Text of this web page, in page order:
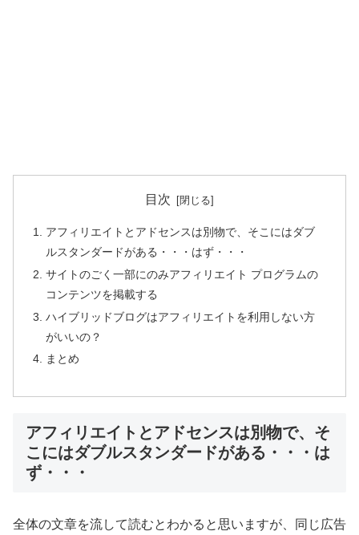
目次
アフィリエイトとアドセンスは別物で、そこにはダブ
ルスタンダードがある・・・はず・・・
サイトのごく一部にのみアフィリエイト プログラムの
コンテンツを掲載する
ハイブリッドブログはアフィリエイトを利用しない方
がいいの？
まとめ
アフィリエイトとアドセンスは別物で、そ
こにはダブルスタンダードがある・・・は
ず・・・
全体の文章を流して読むとわかると思いますが、同じ広告